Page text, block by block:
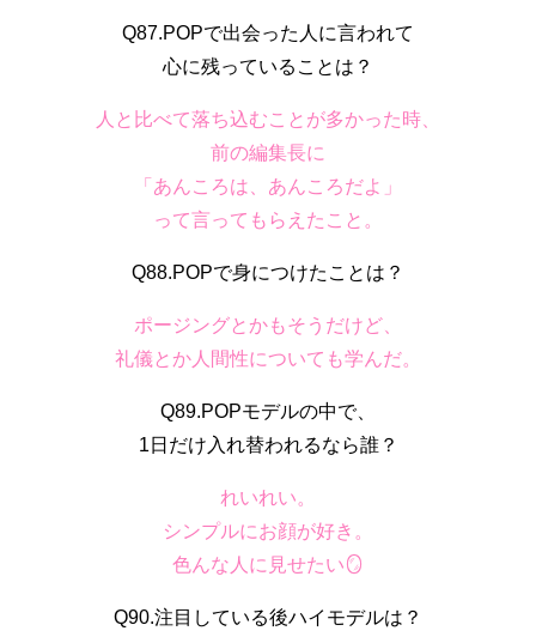
Q87.POPで出会った人に言われて
心に残っていることは？
人と比べて落ち込むことが多かった時、
前の編集長に
「あんころは、あんころだよ」
って言ってもらえたこと。
Q88.POPで身につけたことは？
ポージングとかもそうだけど、
礼儀とか人間性についても学んだ。
Q89.POPモデルの中で、
1日だけ入れ替われるなら誰？
れいれい。
シンプルにお顔が好き。
色んな人に見せたい🪞
Q90.注目している後ハイモデルは？